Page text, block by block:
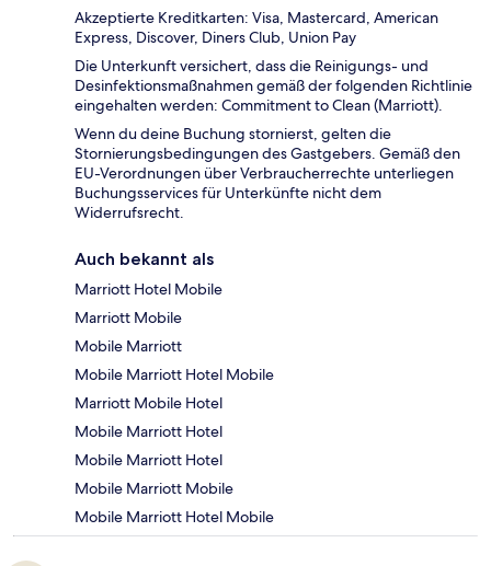
Akzeptierte Kreditkarten: Visa, Mastercard, American
Express, Discover, Diners Club, Union Pay
Die Unterkunft versichert, dass die Reinigungs- und
Desinfektionsmaßnahmen gemäß der folgenden Richtlinie
eingehalten werden: Commitment to Clean (Marriott).
Wenn du deine Buchung stornierst, gelten die
Stornierungsbedingungen des Gastgebers. Gemäß den
EU-Verordnungen über Verbraucherrechte unterliegen
Buchungsservices für Unterkünfte nicht dem
Widerrufsrecht.
Auch bekannt als
Marriott Hotel Mobile
Marriott Mobile
Mobile Marriott
Mobile Marriott Hotel Mobile
Marriott Mobile Hotel
Mobile Marriott Hotel
Mobile Marriott Hotel
Mobile Marriott Mobile
Mobile Marriott Hotel Mobile